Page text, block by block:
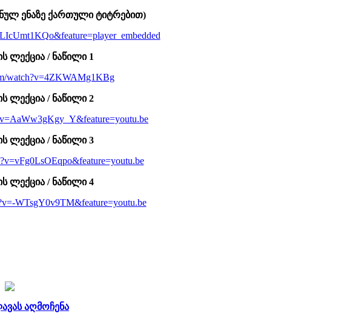
ენაზე ქართული ტიტრებით)
ლექცია / ნაწილი 1
watch?v=4ZKWAMg1KBg
ლექცია / ნაწილი 2
ლექცია / ნაწილი 3
ლექცია / ნაწილი 4
WTsgY0v9TM&feature=youtu.be
აღმოჩენა